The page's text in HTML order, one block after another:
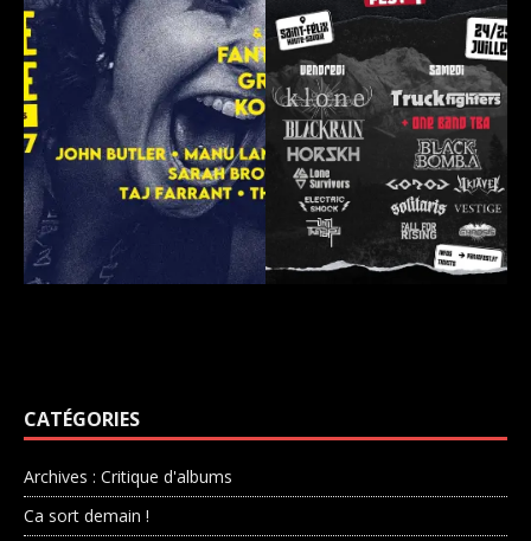
CATÉGORIES
Archives : Critique d'albums
Ca sort demain !